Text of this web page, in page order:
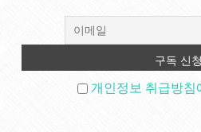
개인정보 취급방침